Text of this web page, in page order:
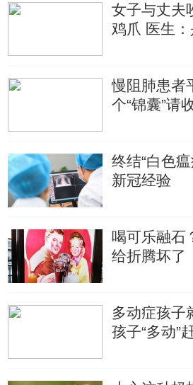
女子与丈夫
鸡爪 医生：
慢阻肺患者
个“锦囊”请
终结“白色
新冠经验
喝可乐融石
给折腾坏了
多动症孩子
孩子“多动”